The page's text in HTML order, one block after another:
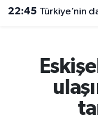
22:45 Türkiye’nin
Spor
TFF 3.Lig
Tüm